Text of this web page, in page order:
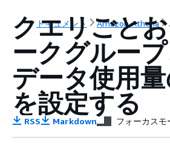
ドキュメント Amazon Athena
クエリごと
ークグルー
データ使用
を設定する
RSS Markdown フォーカスモ